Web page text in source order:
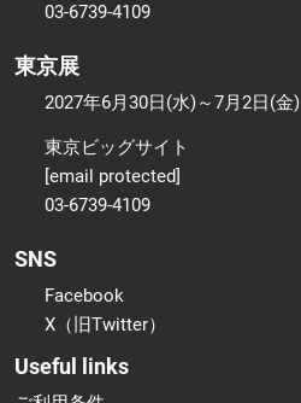
03-6739-4109
東京展
2027年6月30日(水)～7月2日(金)
東京ビッグサイト
[email protected]
03-6739-4109
SNS
Facebook
X（旧Twitter）
Useful links